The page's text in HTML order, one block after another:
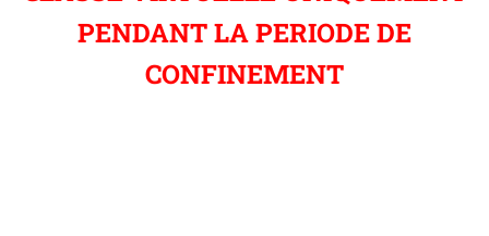
PENDANT LA PERIODE DE
CONFINEMENT